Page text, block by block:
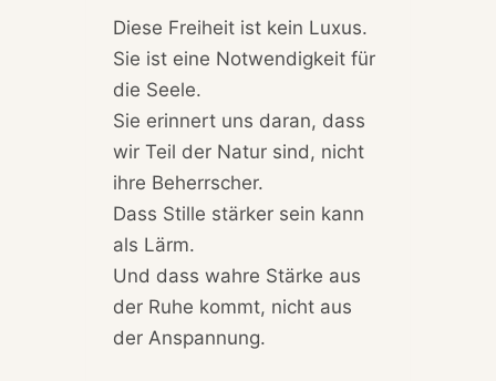
Diese Freiheit ist kein Luxus.
Sie ist eine Notwendigkeit für
die Seele.
Sie erinnert uns daran, dass
wir Teil der Natur sind, nicht
ihre Beherrscher.
Dass Stille stärker sein kann
als Lärm.
Und dass wahre Stärke aus
der Ruhe kommt, nicht aus
der Anspannung.